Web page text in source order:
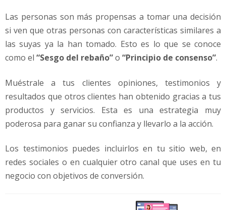
Las personas son más propensas a tomar una decisión
si ven que otras personas con características similares a
las suyas ya la han tomado. Esto es lo que se conoce
como el “Sesgo del rebaño”o “Principio de consenso”.
Muéstrale a tus clientes opiniones, testimonios y
resultados que otros clientes han obtenido gracias a tus
productos y servicios. Esta es una estrategia muy
poderosa para ganar su confianza y llevarlo a la acción.
Los testimonios puedes incluirlos en tu sitio web, en
redes sociales o en cualquier otro canal que uses en tu
negocio con objetivos de conversión.